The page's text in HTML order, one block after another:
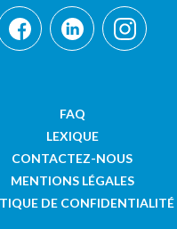
FAQ
LEXIQUE
CONTACTEZ-NOUS
MENTIONS LÉGALES
DE CONFIDENTIALITÉ